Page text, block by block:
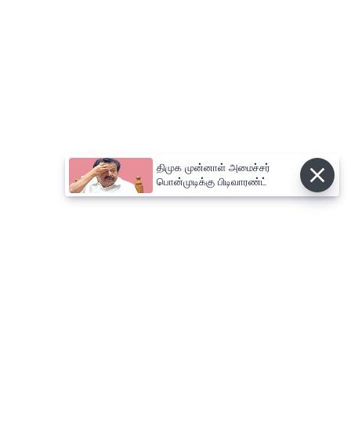
திமுக முன்னாள் அமைச்சர்
பொன்முடிக்கு பிடிவாரண்ட்